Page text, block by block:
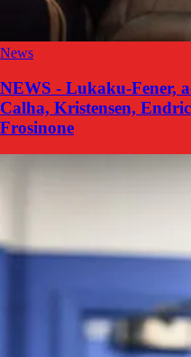
News
NEWS - Lukaku-Fener,
Calha, Kristensen,
Frosinone